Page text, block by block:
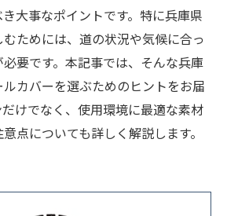
大事なポイントです。特に兵庫県
ためには、道の状況や気候に合っ
要です。本記事では、そんな兵庫
カバーを選ぶためのヒントをお届
けでなく、使用環境に最適な素材
点についても詳しく解説します。